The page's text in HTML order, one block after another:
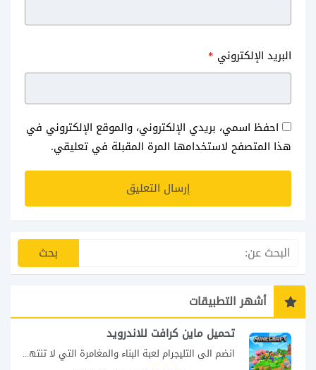
البريد الإلكتروني *
احفظ اسمي، بريدي الإلكتروني، والموقع الإلكتروني في
هذا المتصفح لاستخدامها المرة المقبلة في تعليقي.
أشهر التطبيقات
تحميل ماين كرافت للاندرويد
انضم الى التليجرام لعبة البناء والمغامرة التي لا تنتهي Minecraft إذا كنت تبحث عن...